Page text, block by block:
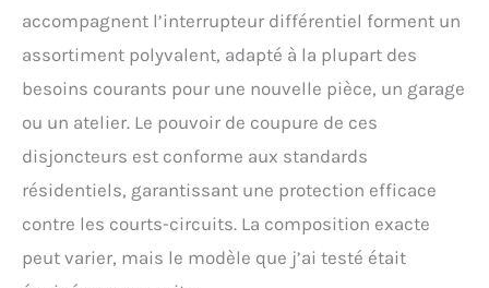
accompagnent l’interrupteur différentiel forment un
assortiment polyvalent, adapté à la plupart des
besoins courants pour une nouvelle pièce, un garage
ou un atelier. Le pouvoir de coupure de ces
disjoncteurs est conforme aux standards
résidentiels, garantissant une protection efficace
contre les courts-circuits. La composition exacte
peut varier, mais le modèle que j’ai testé était